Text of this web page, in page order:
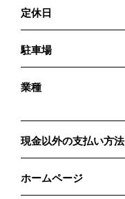
定休日
駐車場
業種
現金以外の支払い方法
ホームページ